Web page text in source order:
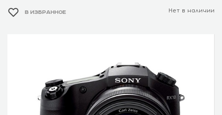
В ИЗБРАННОЕ Нет в наличии